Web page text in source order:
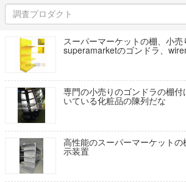
スーパーマーケットの棚、小売
superamarketのゴンドラ、
専門の小売りのゴンドラの棚
いている化粧品の陳列だな
高性能のスーパーマーケット
示装置